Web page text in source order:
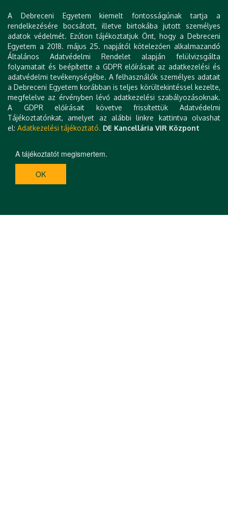
PONTSZERZŐAkkreditált szakmai továbbképzés
Személyes gondoskodást végző személyek
továbbképzésében:8 PONTés az Egészségügyi
szakdolgozók továbbképzésében (Akkreditáció
folyamatban)
Minden fontos információt és reszletet
összegyűjtöttünk, melyeket ide kattintva
tekinthet meg.
A Debreceni Egyetem kiemelt fontosságúnak tartja a
rendelkezésére bocsátott, illetve birtokába jutott személyes
adatok védelmét. Ezúton tájékoztatjuk Önt, hogy a Debreceni
Egyetem a 2018. május 25. napjától kötelezően alkalmazandó
Általános Adatvédelmi Rendelet alapján felülvizsgálta
folyamatait és beépítette a GDPR előírásait az adatkezelési és
adatvédelmi tevékenységébe. A felhasználók személyes adatait
a Debreceni Egyetem korábban is teljes körültekintéssel kezelte,
megfelelve az érvényben lévő adatkezelési szabályozásoknak.
A GDPR előírásait követve frissítettük Adatvédelmi
Tájékoztatónkat, amelyet az alábbi linkre kattintva olvashat
el: Adatkezelési tájékoztató. DE Kancellária VIR Központ
A tájékoztatót megismertem.
OK